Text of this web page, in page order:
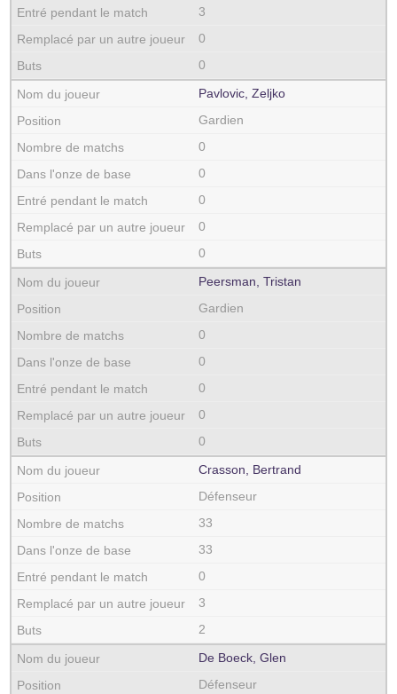
3
0
0
Pavlovic, Zeljko
Gardien
0
0
0
0
0
Peersman, Tristan
Gardien
0
0
0
0
0
Crasson, Bertrand
Défenseur
33
33
0
3
2
De Boeck, Glen
Défenseur